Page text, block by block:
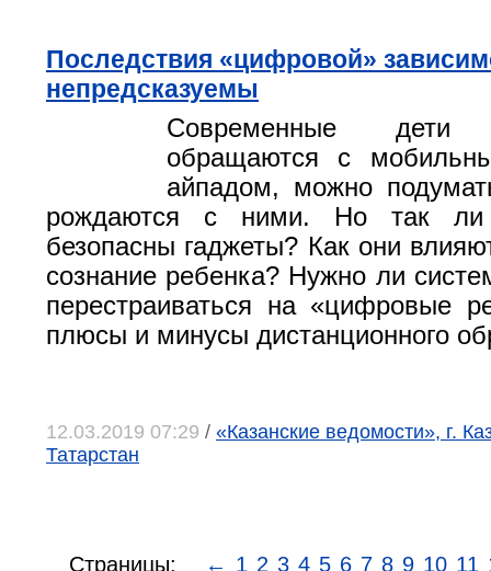
Последствия «цифровой»
непредсказуемы
Современные
обращаются с
айпадом, можно
рождаются с ними. Но так ли
безопасны гаджеты? Как они
сознание ребенка? Нужно ли
перестраиваться на «цифровые
плюсы и минусы дистанционного
12.03.2019 07:29 / «Казанские ведомости», г.
Татарстан
Страницы: ← 1 2 3 4 5 6 7 8 9 10 11